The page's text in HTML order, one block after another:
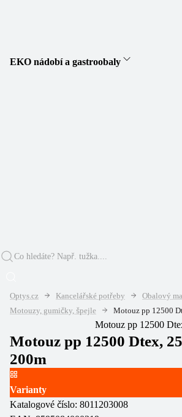
EKO nádobí a gastroobaly
Optys.cz Kancelářské potřeby
Obalový
Motouzy, gumičky, špejle
Motouz pp 12500
Motouz pp 12500 Dtex,
200m
Varianty
Katalogové číslo: 8011203008